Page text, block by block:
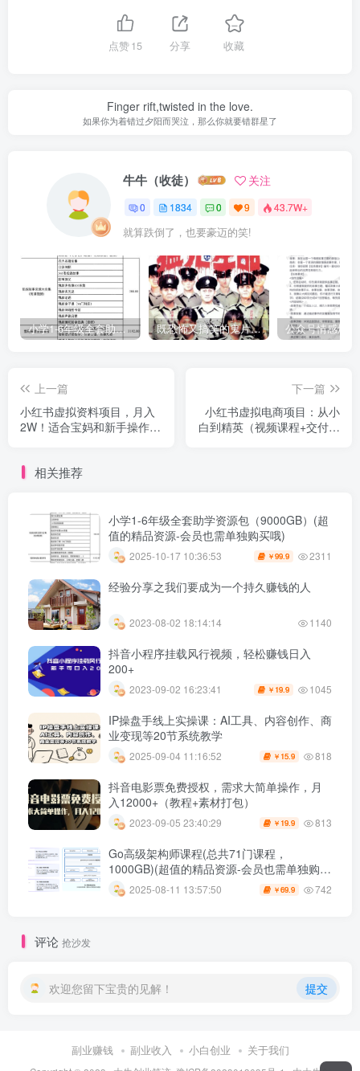
点赞15 分享 收藏
Finger rift,twisted in the love.
如果你为着错过夕阳而哭泣，那么你就要错群星了
牛牛（收徒） 关注
0 1834 0 9 43.7W+
就算跌倒了，也要豪迈的笑!
小学1-6年级全套助学资源包（9000GB）(超值的精品资源-会员也需单独购买哦) 既恐怖又搞笑的鬼片（10部猛鬼恐怖片都是喜剧片）
上一篇
小红书虚拟资料项目，月入
2W！适合宝妈和新手操作
下一篇
小红书虚拟电商项目：从小
白到精英（视频课程+交付手
相关推荐
小学1-6年级全套助学资源包（9000GB）(超
值的精品资源-会员也需单独购买哦)
2025-10-17 10:36:53 ￥99.9 2311
经验分享之我们要成为一个持久赚钱的人
2023-08-02 18:14:14 1140
抖音小程序挂载风行视频，轻松赚钱日入
200+
2023-09-02 16:23:41 ￥ 19.9 1045
IP操盘手线上实操课：AI工具、内容创作、商
业变现等20节系统教学
2025-09-04 11:16:52 ￥ 15.9 818
抖音电影票免费授权，需求大简单操作，月
入12000+（教程+素材打包）
2023-09-05 23:40:29 ￥ 19.9 813
Go高级架构师课程(总共71门课程，
1000GB)(超值的精品资源-会员也需单独购买
哦)
2025-08-11 13:57:50 ￥69.9 742
评论 抢沙发
欢迎您留下宝贵的见解！ 提交
副业赚钱 副业收入 小白创业 关于我们